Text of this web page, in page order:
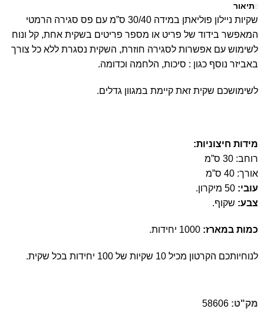
תיאור
שקיות ניילון פוליאתן במידה 30/40 ס”מ עם פס סגירה הרמטי
המאפשר בידוד של פריט או מספר פריטים בשקית אחת, קל ונוח
לשימוש עם אפשרות לסגירה חוזרת, השקית נסגרת ללא כל צורך
באביזר נוסף כגון : סיכות, הלחמה וכדומה.
לשימושכם שקית זאת קיימת במגוון גדלים.
מידות חיצוניות:
רוחב: 30 ס”מ
אורך: 40 ס”מ
עובי: 50 מיקרון.
צבע: שקוף.
כמות במארז: 1000 יחידות.
לנוחיותכם הקרטון מכיל 10 שקיות של 100 יחידות בכל שקית.
מק"ט: 58606